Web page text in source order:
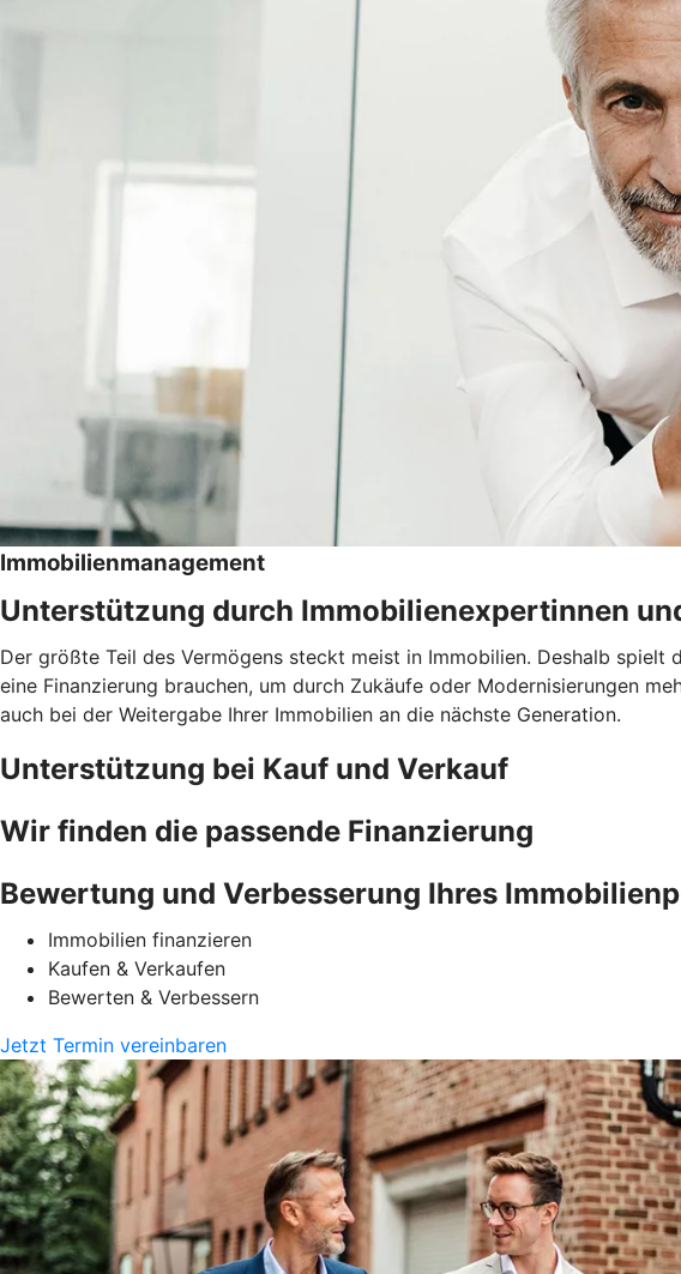
Immobilienmanagement
Unterstützung durch Immobilienexpertinnen
Der größte Teil des Vermögens steckt meist in Immobilien. Deshalb
eine Finanzierung brauchen, um durch Zukäufe oder Modernisierungen
auch bei der Weitergabe Ihrer Immobilien an die nächste Generation.
Unterstützung bei Kauf und Verkauf
Wir finden die passende Finanzierung
Bewertung und Verbesserung Ihres
Immobilien finanzieren
Kaufen & Verkaufen
Bewerten & Verbessern
Jetzt Termin vereinbaren